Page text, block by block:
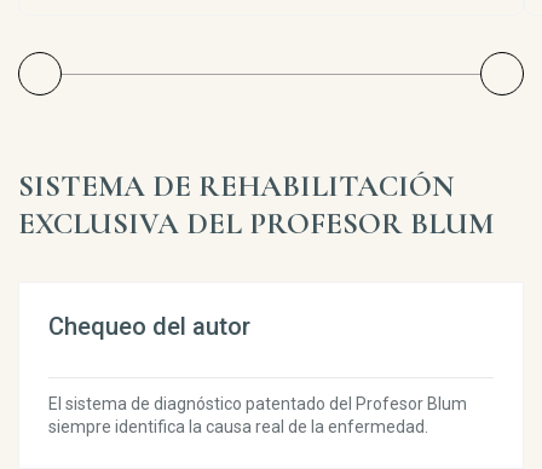
SISTEMA DE REHABILITACIÓN
EXCLUSIVA DEL PROFESOR BLUM
Chequeo del autor
El sistema de diagnóstico patentado del Profesor Blum
siempre identifica la causa real de la enfermedad.